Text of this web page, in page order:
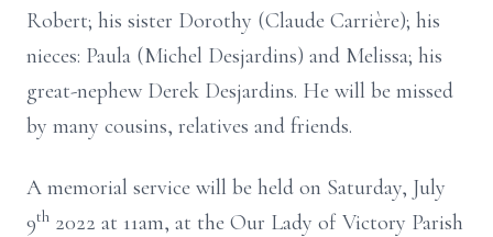
Robert; his sister Dorothy (Claude Carrière); his
nieces: Paula (Michel Desjardins) and Melissa; his
great-nephew Derek Desjardins. He will be missed
by many cousins, relatives and friends.
A memorial service will be held on Saturday, July
9th 2022 at 11am, at the Our Lady of Victory Parish